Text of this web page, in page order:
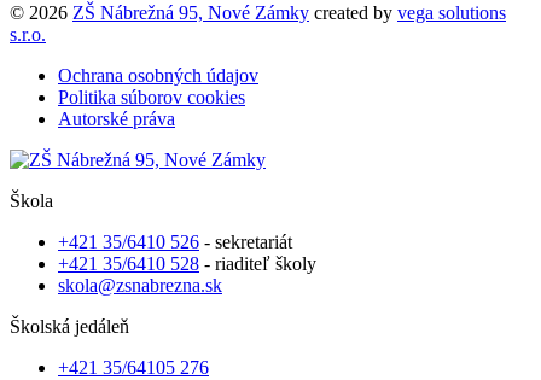
© 2026 ZŠ Nábrežná 95, Nové Zámky created by vega solutions
s.r.o.
Ochrana osobných údajov
Politika súborov cookies
Autorské práva
Škola
+421 35/6410 526 - sekretariát
+421 35/6410 528 - riaditeľ školy
skola@zsnabrezna.sk
Školská jedáleň
+421 35/64105 276